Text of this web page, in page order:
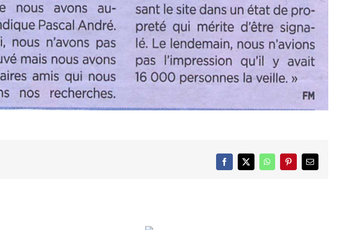
Facebook
X WhatsAppPinterestEmail